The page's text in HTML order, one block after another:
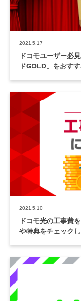
2021.5.17
ドコモユーザー必
ドGOLD」をおす
2021.5.10
ドコモ光の工事費
や特典をチェックし